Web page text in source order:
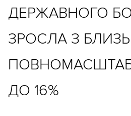
ДЕРЖАВНОГО
ЗРОСЛА З
ДО 16%